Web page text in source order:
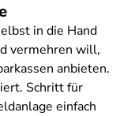
in die Hand
vermehren will,
anbieten.
Schritt für
einfach